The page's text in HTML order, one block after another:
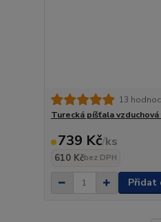
13
Turecká píšťala
739 Kč/ks
610 Kčbez DPH
Přidat